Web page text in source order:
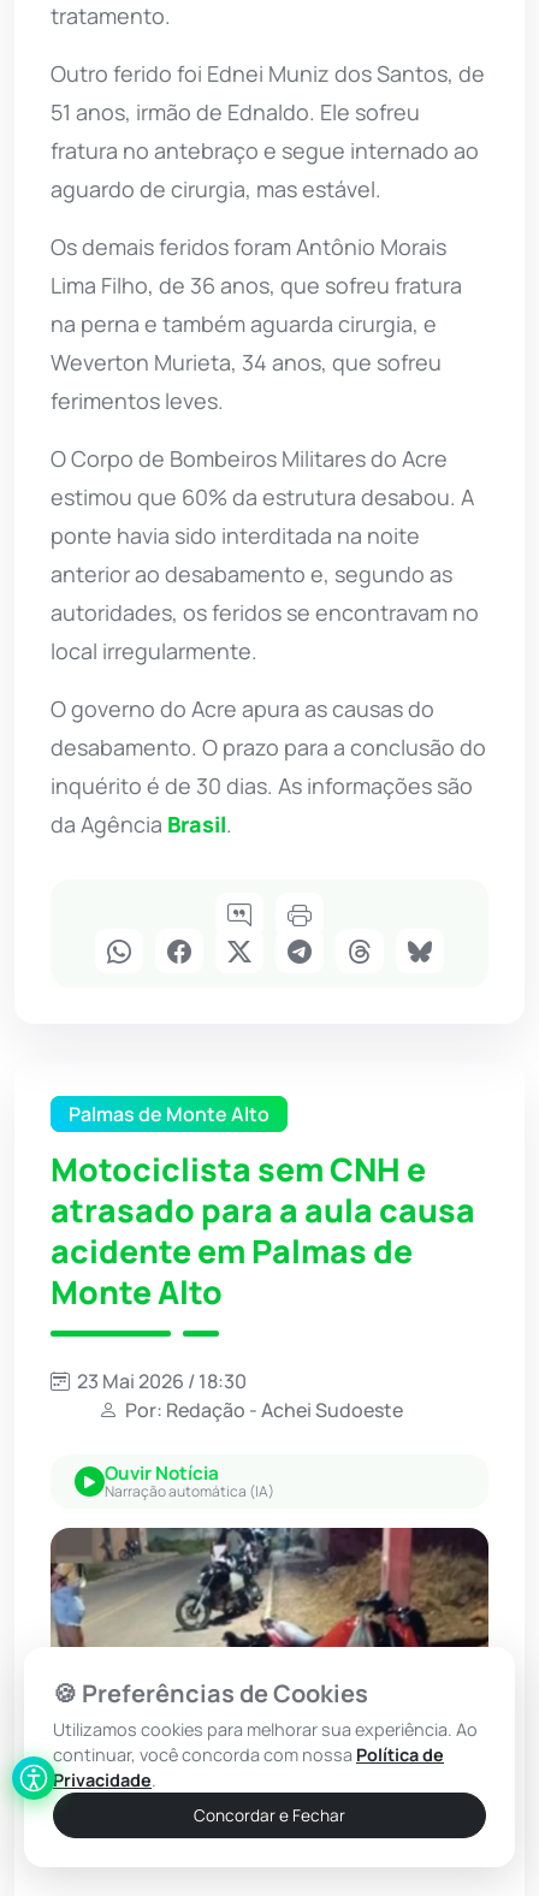
tratamento.
Outro ferido foi Ednei Muniz dos Santos, de
51 anos, irmão de Ednaldo. Ele sofreu
fratura no antebraço e segue internado ao
aguardo de cirurgia, mas estável.
Os demais feridos foram Antônio Morais
Lima Filho, de 36 anos, que sofreu fratura
na perna e também aguarda cirurgia, e
Weverton Murieta, 34 anos, que sofreu
ferimentos leves.
O Corpo de Bombeiros Militares do Acre
estimou que 60% da estrutura desabou. A
ponte havia sido interditada na noite
anterior ao desabamento e, segundo as
autoridades, os feridos se encontravam no
local irregularmente.
O governo do Acre apura as causas do
desabamento. O prazo para a conclusão do
inquérito é de 30 dias. As informações são
da Agência Brasil.
Palmas de Monte Alto
Motociclista sem CNH e
atrasado para a aula causa
acidente em Palmas de
Monte Alto
23 Mai 2026 / 18:30
Por: Redação - Achei Sudoeste
Ouvir Notícia
Narração automática (IA)
Foto: WhatsApp/Achei Sudoeste
🍪 Preferências de Cookies
Utilizamos cookies para melhorar sua experiência. Ao
continuar, você concorda com nossa Política de
Privacidade.
Concordar e Fechar